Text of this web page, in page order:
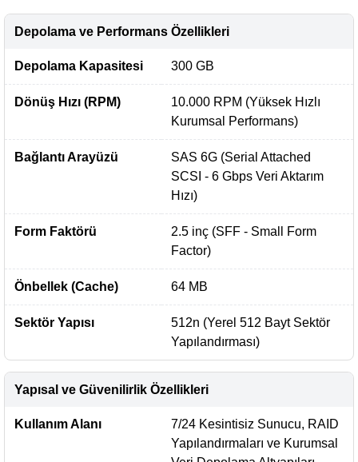
Depolama ve Performans Özellikleri
Depolama Kapasitesi 300 GB
Dönüş Hızı (RPM)
10.000 RPM (Yüksek Hızlı
Kurumsal Performans)
Bağlantı Arayüzü
SAS 6G (Serial Attached
SCSI - 6 Gbps Veri Aktarım
Hızı)
Form Faktörü
2.5 inç (SFF - Small Form
Factor)
Önbellek (Cache) 64 MB
Sektör Yapısı
512n (Yerel 512 Bayt Sektör
Yapılandırması)
Yapısal ve Güvenilirlik Özellikleri
Kullanım Alanı
7/24 Kesintisiz Sunucu, RAID
Yapılandırmaları ve Kurumsal